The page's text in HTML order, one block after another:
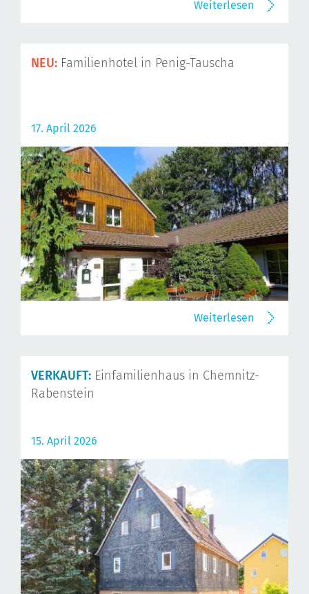
Weiterlesen
NEU: Familienhotel in Penig-Tauscha
17. April 2026
Weiterlesen
VERKAUFT: Einfamilienhaus in Chemnitz-
Rabenstein
15. April 2026